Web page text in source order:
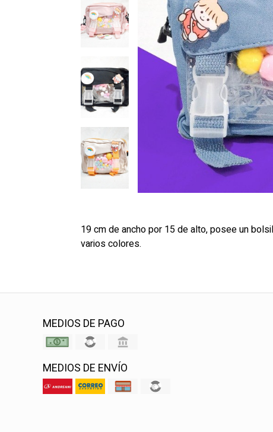
19 cm de ancho por 15 de alto, posee un
varios colores.
MEDIOS DE PAGO
MEDIOS DE ENVÍO